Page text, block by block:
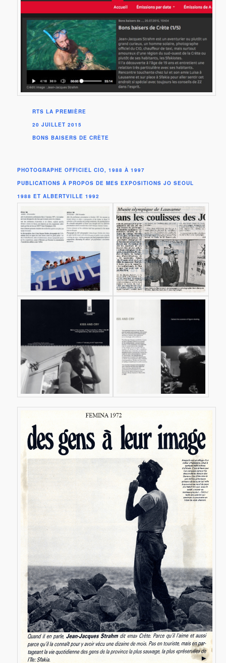
RTS LA PREMIÈRE
20 JUILLET 2015
BONS BAISERS DE CRÈTE
PHOTOGRAPHE OFFICIEL CIO, 1988 À 1997
PUBLICATIONS À PROPOS DE MES EXPOSITIONS JO SEOUL
1988 ET ALBERTVILLE 1992